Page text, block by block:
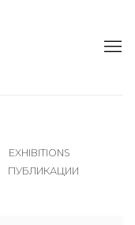
EXHIBITIONS
ПУБЛИКАЦИИ